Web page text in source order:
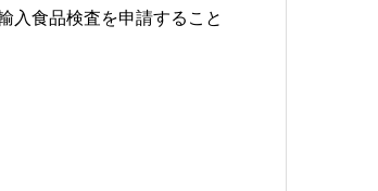
入食品検査を申請すること